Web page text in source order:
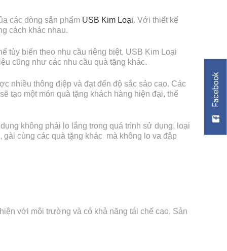
các dòng sản phẩm USB Kim Loại. Với thiết kế
cách khác nhau.
tùy biến theo nhu cầu riêng biệt, USB Kim Loại
cũng như các nhu cầu quà tặng khác.
nhiều thông điệp và đạt đến độ sắc sảo cao. Các
tạo một món quà tặng khách hàng hiện đại, thể
không phải lo lắng trong quá trình sử dụng, loại
cùng các quà tặng khác mà không lo va đập
với môi trường và có khả năng tái chế cao, Sản
Facebook